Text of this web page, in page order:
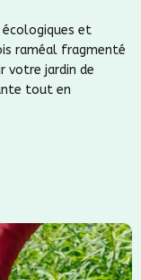
et
raméal fragmenté
votre jardin de
tout en